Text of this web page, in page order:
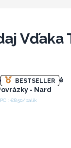
BESTSELLER
Bylinkové Vonné
- Nard
: €8.50/balík